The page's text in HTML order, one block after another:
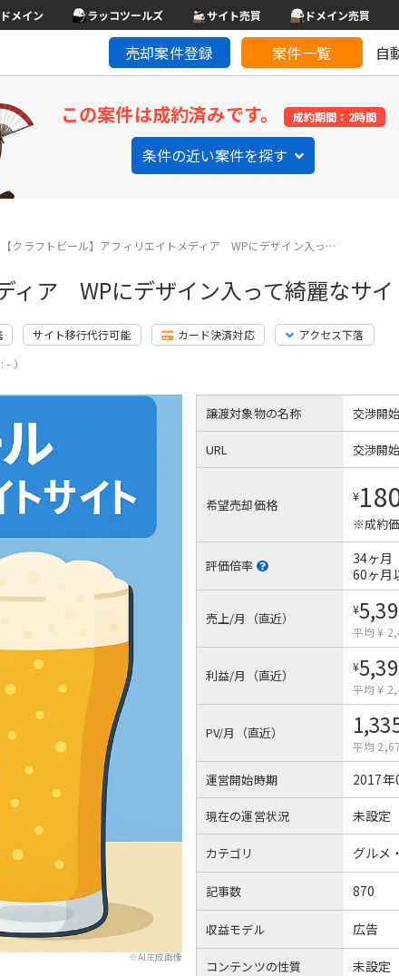
メイン ラッコツールズ サイト売買 ドメイン売買
売却案件登録 案件一覧 自
この案件は成約済みです。 成約期間：2時間
条件の近い案件を探す
【クラフトビール】アフィリエイトメディア WPにデザイン入っ…
ィア WPにデザイン入って綺麗なサ
サイト移行代行可能 カード決済対応 アクセス下落
）
※AI生成画像
譲渡対象物の名称 交渉開
URL 交渉開
希望売却価格 ¥
※成約
評価倍率 34ヶ月
60ヶ月
売上/月（直近）
¥
平均 ¥
利益/月（直近）
¥
平均 ¥
PV/月（直近）
平均
運営開始時期 2017年
現在の運営状況 未設定
カテゴリ グルメ
記事数 870
収益モデル 広告
コンテンツの性質 未設定